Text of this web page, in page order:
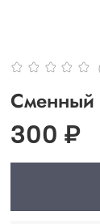
Сменный
300 ₽